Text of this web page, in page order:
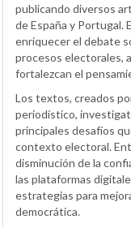
publicando diversos
de España y Portugal.
enriquecer el debate
procesos electorales,
fortalezcan el
Los textos, creados
periodístico,
principales desafíos
contexto electoral.
disminución de la
las plataformas
estrategias para
democrática.